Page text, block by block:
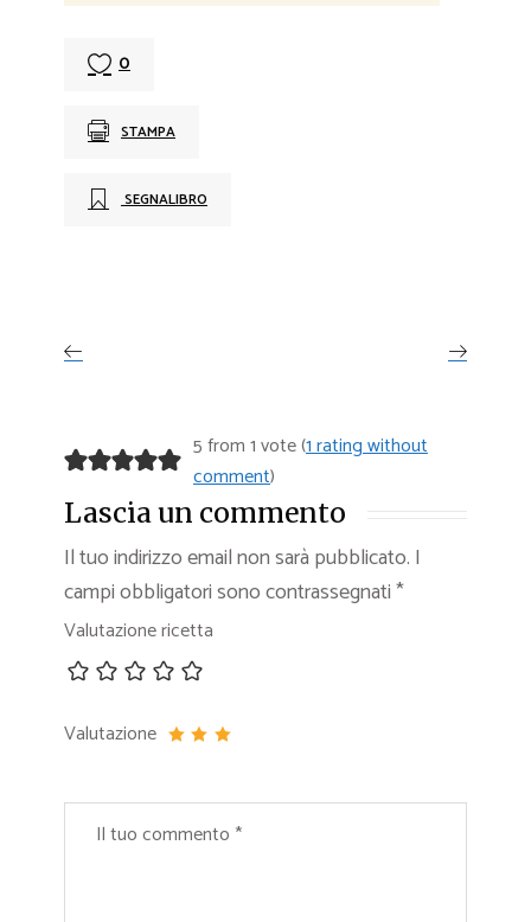
0
STAMPA
SEGNALIBRO
5 from 1 vote (1 rating without
comment)
Lascia un commento
Il tuo indirizzo email non sarà pubblicato. I
campi obbligatori sono contrassegnati*
Valutazione ricetta
Valutazione